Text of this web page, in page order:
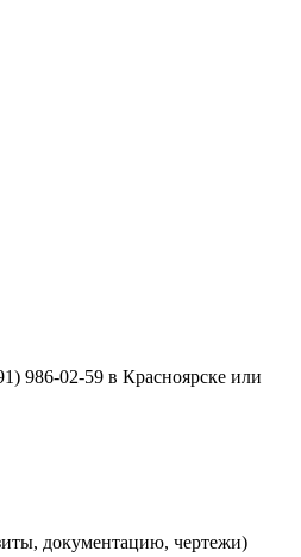
986-02-59 в Красноярске или
документацию, чертежи)